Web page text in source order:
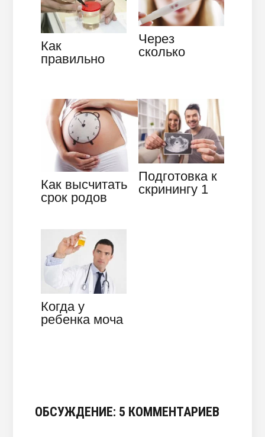
Как
правильно
беременным:
что нужно…
Через
сколько
беременность
после…
Как высчитать
срок родов
будущим
мамам
Подготовка к
скринингу 1
Когда у
ребенка моча
ОБСУЖДЕНИЕ: 5 КОММЕНТАРИЕВ